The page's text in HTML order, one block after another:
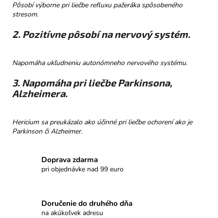
Pôsobí výborne pri liečbe refluxu pažeráka spôsobeného
stresom.
2. Pozitívne pôsobí na nervový systém.
Napomáha ukľudneniu autonómneho nervového systému.
3. Napomáha pri liečbe Parkinsona,
Alzheimera.
Hericium sa preukázalo ako účinné pri liečbe ochorení ako je
Parkinson či Alzheimer.
Doprava zdarma
pri objednávke nad 99 euro
Doručenie do druhého dňa
na akúkoľvek adresu